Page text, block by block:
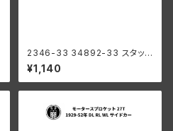
2346-33 34892-33 スタッド
スプロケットカバー用 ロー 1個 (
2個必要 ) ハーレーダビッドソン
1933-73年 RL WL G
¥1,140